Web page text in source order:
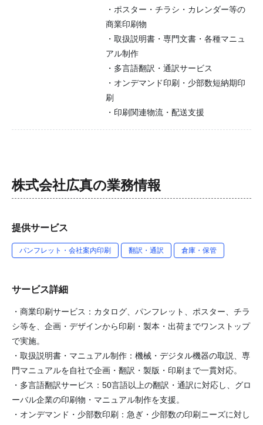
・ポスター・チラシ・カレンダー等の
商業印刷物
・取扱説明書・専門文書・各種マニュ
アル制作
・多言語翻訳・通訳サービス
・オンデマンド印刷・少部数短納期印
刷
・印刷関連物流・配送支援
株式会社広真の業務情報
提供サービス
パンフレット・会社案内印刷 翻訳・通訳 倉庫・保管
サービス詳細
・商業印刷サービス：カタログ、パンフレット、ポスター、チラ
シ等を、企画・デザインから印刷・製本・出荷までワンストップ
で実施。
・取扱説明書・マニュアル制作：機械・デジタル機器の取説、専
門マニュアルを自社で企画・翻訳・製版・印刷まで一貫対応。
・多言語翻訳サービス：50言語以上の翻訳・通訳に対応し、グロ
ーバル企業の印刷物・マニュアル制作を支援。
・オンデマンド・少部数印刷：急ぎ・少部数の印刷ニーズに対し